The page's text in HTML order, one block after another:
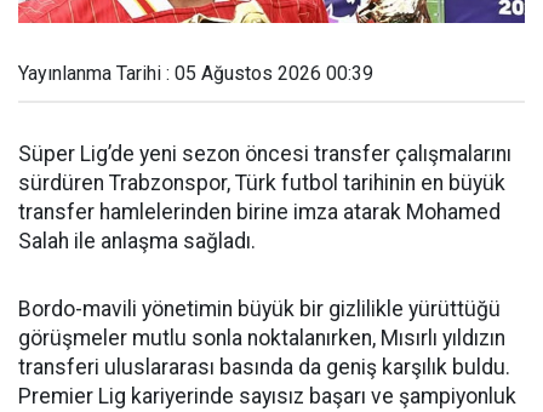
Yayınlanma Tarihi : 05 Ağustos 2026 00:39
Süper Lig’de yeni sezon öncesi transfer çalışmalarını
sürdüren Trabzonspor, Türk futbol tarihinin en büyük
transfer hamlelerinden birine imza atarak Mohamed
Salah ile anlaşma sağladı.
Bordo-mavili yönetimin büyük bir gizlilikle yürüttüğü
görüşmeler mutlu sonla noktalanırken, Mısırlı yıldızın
transferi uluslararası basında da geniş karşılık buldu.
Premier Lig kariyerinde sayısız başarı ve şampiyonluk